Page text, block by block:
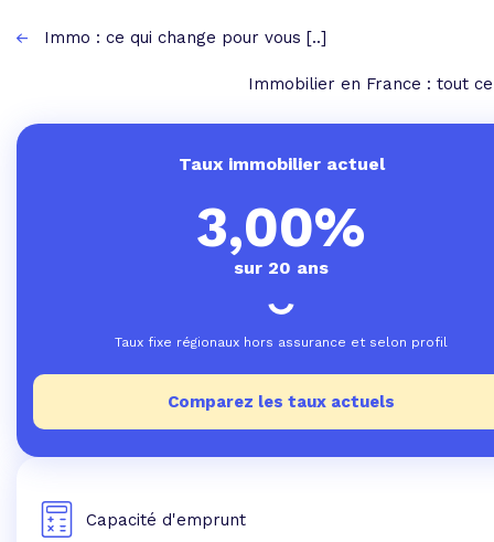
Immo : ce qui change pour vous [..]
Immobilier en France : tout
Taux immobilier actuel
3,00%
sur 20 ans
Taux fixe régionaux hors assurance et selon profil
Comparez les taux actuels
Capacité d'emprunt